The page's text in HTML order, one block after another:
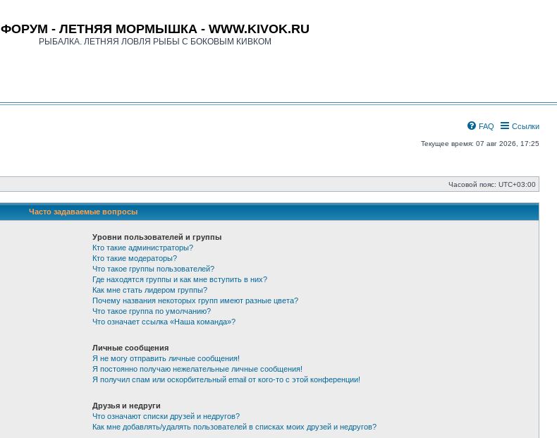
ФОРУМ - ЛЕТНЯЯ МОРМЫШКА - WWW.KIVOK.RU
РЫБАЛКА. ЛЕТНЯЯ ЛОВЛЯ РЫБЫ С БОКОВЫМ КИВКОМ
Ссылки
FAQ
Текущее время: 07 авг 2026, 17:25
Часовой пояс: UTC+03:00
Часто задаваемые вопросы
Уровни пользователей и группы
Кто такие администраторы?
Кто такие модераторы?
Что такое группы пользователей?
Где находятся группы и как мне вступить в них?
Как мне стать лидером группы?
Почему названия некоторых групп имеют разные цвета?
Что такое группа по умолчанию?
Что означает ссылка «Наша команда»?
Личные сообщения
Я не могу отправить личные сообщения!
Я постоянно получаю нежелательные личные сообщения!
Я получил спам или оскорбительный email от кого-то с этой конференции!
Друзья и недруги
Что означают списки друзей и недругов?
Как мне добавлять/удалять пользователей в списках моих друзей и недругов?